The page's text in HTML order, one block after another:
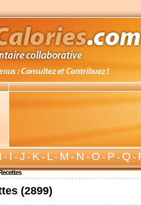
-I-J-K-L-M-N-O-P-Q-
(2899)